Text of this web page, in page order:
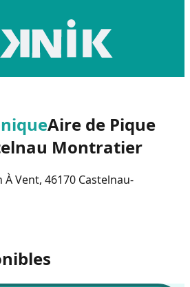
Aire de Pique
Montratier
Vent, 46170 Castelnau-